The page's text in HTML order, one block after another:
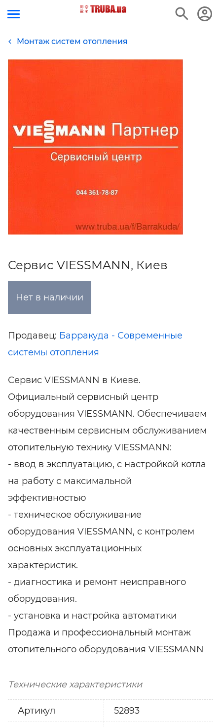
Монтаж систем отопления
Сервис VIESSMANN, Киев
Нет в наличии
Продавец: Барракуда - Современные
системы отопления
Сервис VIESSMANN в Киеве.
Официальный сервисный центр
оборудования VIESSMANN. Обеспечиваем
качественным сервисным обслуживанием
отопительную технику VIESSMANN:
- ввод в эксплуатацию, с настройкой котла
на работу с максимальной
эффективностью
- техническое обслуживание
оборудования VIESSMANN, с контролем
основных эксплуатационных
характеристик.
- диагностика и ремонт неисправного
оборудования.
- установка и настройка автоматики
Продажа и профессиональный монтаж
отопительного оборудования VIESSMANN
Технические характеристики
Артикул 52893